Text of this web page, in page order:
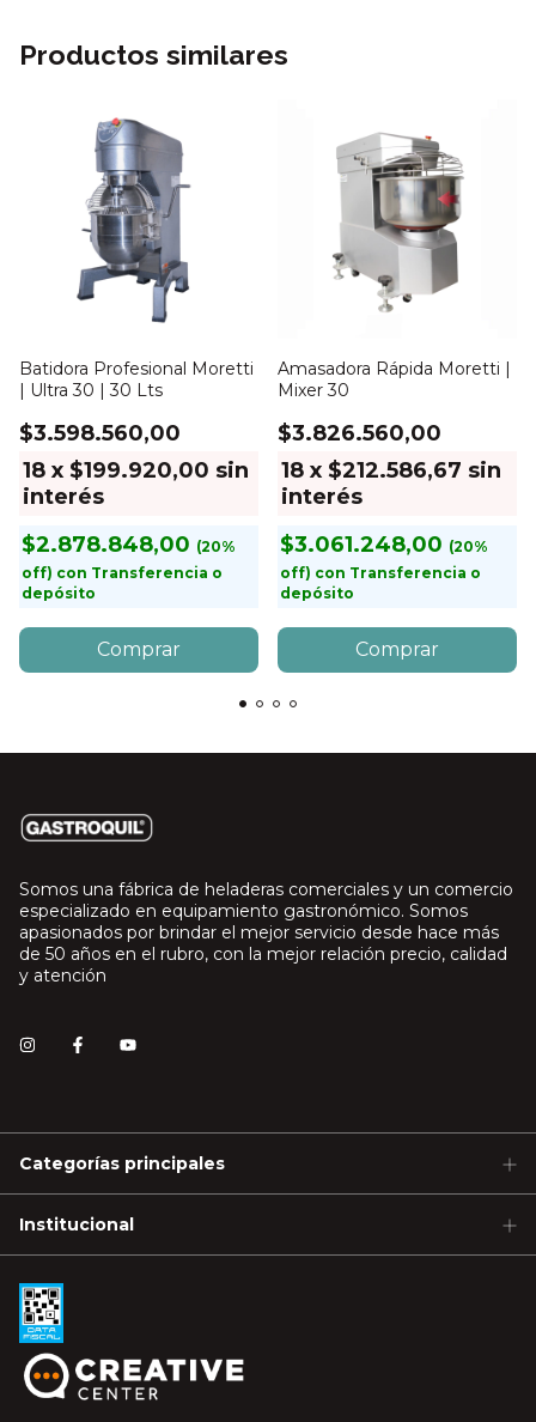
Productos similares
Batidora Profesional Moretti
| Ultra 30 | 30 Lts
$3.598.560,00
18 x $199.920,00 sin
interés
$2.878.848,00
con Transferencia o
depósito
Amasadora Rápida Moretti |
Mixer 30
$3.826.560,00
18 x $212.586,67 sin
interés
$3.061.248,00
con Transferencia o
depósito
Somos una fábrica de heladeras comerciales y un comercio
especializado en equipamiento gastronómico. Somos
apasionados por brindar el mejor servicio desde hace más
de 50 años en el rubro, con la mejor relación precio, calidad
y atención
Categorías principales
Institucional